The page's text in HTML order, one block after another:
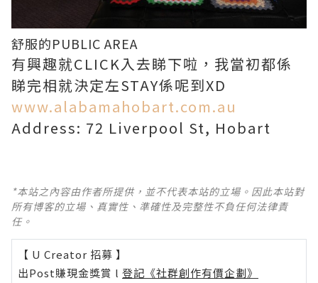
舒服的PUBLIC AREA
有興趣就CLICK入去睇下啦，我當初都係
睇完相就決定左STAY係呢到XD
www.alabamahobart.com.au
Address: 72 Liverpool St, Hobart
*本站之內容由作者所提供，並不代表本站的立場。因此本站對
所有博客的立場、真實性、準確性及完整性不負任何法律責
任。
【 U Creator 招募 】
出Post賺現金獎賞 l 登記《社群創作有價企劃》